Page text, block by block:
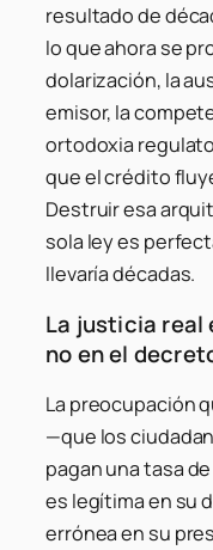
resultado de
lo que ahora se
dolarización, la
emisor, la
ortodoxia
que el crédito
Destruir esa
sola ley es
llevaría décadas.
La justicia real
no en el
La preocupación
—que los
pagan una tasa
es legítima en su
errónea en su